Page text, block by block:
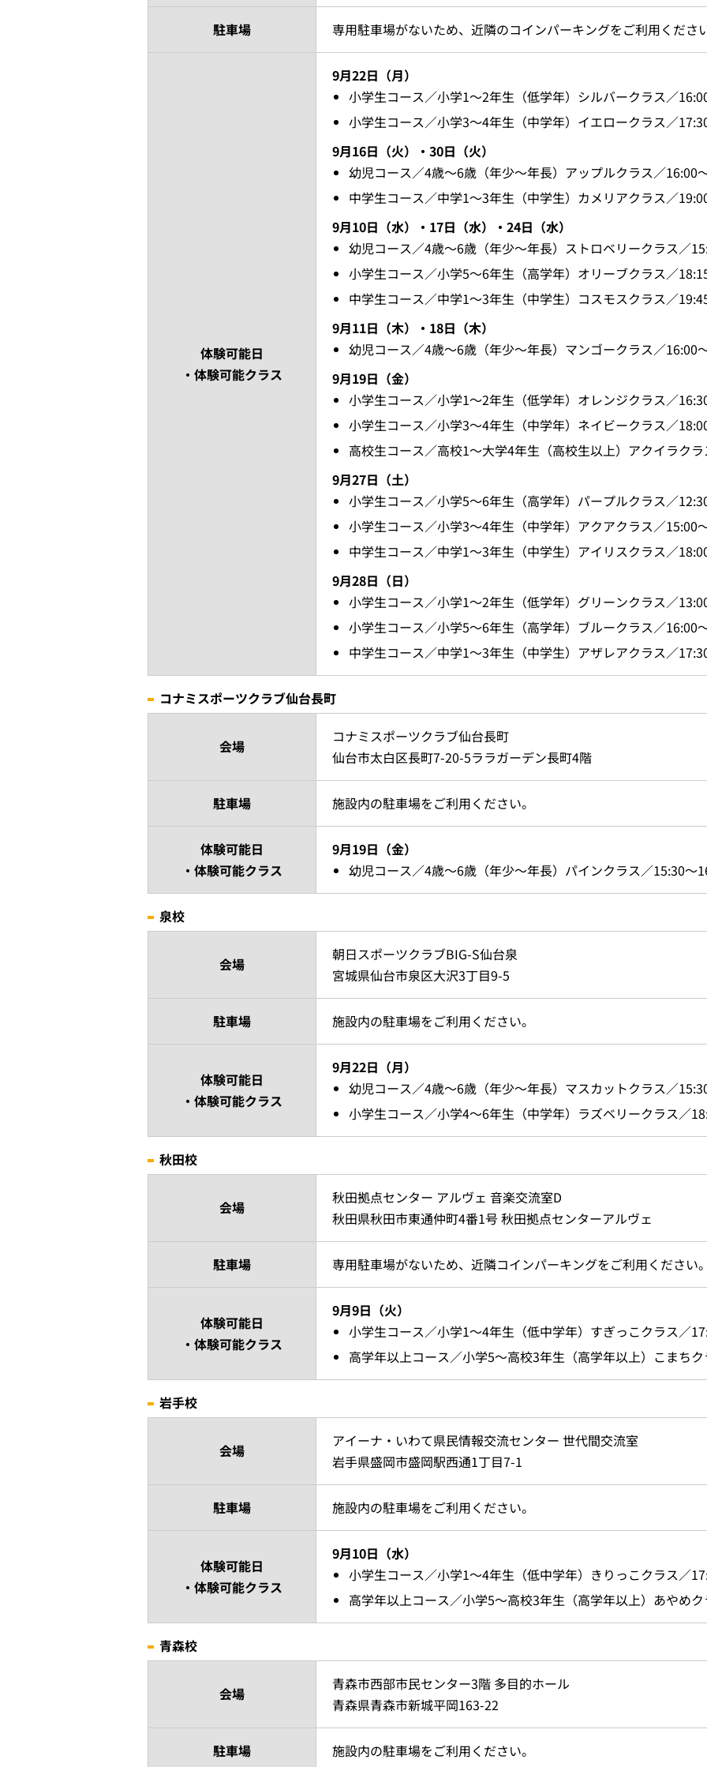
駐車場 専用駐車場がないため、近隣のコインパーキングをご利用ください
体験可能日
・体験可能クラス
9月22日（月）
小学生コース／小学1～2年生（低学年）シルバークラス／
小学生コース／小学3～4年生（中学年）イエロークラス／
9月16日（火）・30日（火）
幼児コース／4歳～6歳（年少～年長）アップルクラス／16:00
中学生コース／中学1～3年生（中学生）カメリアクラス／
9月10日（水）・17日（水）・24日（水）
幼児コース／4歳～6歳（年少～年長）ストロベリークラス／
小学生コース／小学5～6年生（高学年）オリーブクラス／
中学生コース／中学1～3年生（中学生）コスモスクラス／
9月11日（木）・18日（木）
幼児コース／4歳～6歳（年少～年長）マンゴークラス／16:00
9月19日（金）
小学生コース／小学1～2年生（低学年）オレンジクラス／
小学生コース／小学3～4年生（中学年）ネイビークラス／
高校生コース／高校1～大学4年生（高校生以上）アクイラク
9月27日（土）
小学生コース／小学5～6年生（高学年）パープルクラス／
小学生コース／小学3～4年生（中学年）アクアクラス／15:00
中学生コース／中学1～3年生（中学生）アイリスクラス／
9月28日（日）
小学生コース／小学1～2年生（低学年）グリーンクラス／
小学生コース／小学5～6年生（高学年）ブルークラス／16:00
中学生コース／中学1～3年生（中学生）アザレアクラス／
コナミスポーツクラブ仙台長町
会場
コナミスポーツクラブ仙台長町
仙台市太白区長町7-20-5ララガーデン長町4階
駐車場 施設内の駐車場をご利用ください。
体験可能日
・体験可能クラス
9月19日（金）
幼児コース／4歳～6歳（年少～年長）パインクラス／15:30～
泉校
会場
朝日スポーツクラブBIG-S仙台泉
宮城県仙台市泉区大沢3丁目9-5
駐車場 施設内の駐車場をご利用ください。
体験可能日
・体験可能クラス
9月22日（月）
幼児コース／4歳～6歳（年少～年長）マスカットクラス／
小学生コース／小学4～6年生（中学年）ラズベリークラス／
秋田校
会場
秋田拠点センター アルヴェ 音楽交流室D
秋田県秋田市東通仲町4番1号 秋田拠点センターアルヴェ
駐車場 専用駐車場がないため、近隣コインパーキングをご利用ください。
体験可能日
・体験可能クラス
9月9日（火）
小学生コース／小学1～4年生（低中学年）すぎっこクラス／
高学年以上コース／小学5～高校3年生（高学年以上）こまち
岩手校
会場
アイーナ・いわて県民情報交流センター 世代間交流室
岩手県盛岡市盛岡駅西通1丁目7-1
駐車場 施設内の駐車場をご利用ください。
体験可能日
・体験可能クラス
9月10日（水）
小学生コース／小学1～4年生（低中学年）きりっこクラス／
高学年以上コース／小学5～高校3年生（高学年以上）あやめ
青森校
会場
青森市西部市民センター3階 多目的ホール
青森県青森市新城平岡163-22
駐車場 施設内の駐車場をご利用ください。